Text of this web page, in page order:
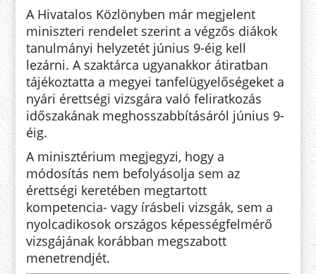
A Hivatalos Közlönyben már megjelent
miniszteri rendelet szerint a végzős diákok
tanulmányi helyzetét június 9-éig kell
lezárni. A szaktárca ugyanakkor átiratban
tájékoztatta a megyei tanfelügyelőségeket a
nyári érettségi vizsgára való feliratkozás
időszakának meghosszabbításáról június 9-
éig.
A minisztérium megjegyzi, hogy a
módosítás nem befolyásolja sem az
érettségi keretében megtartott
kompetencia- vagy írásbeli vizsgák, sem a
nyolcadikosok országos képességfelmérő
vizsgájának korábban megszabott
menetrendjét.